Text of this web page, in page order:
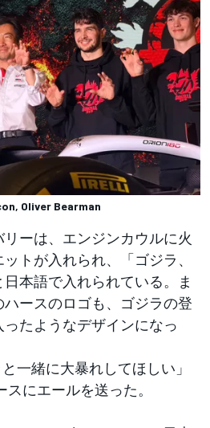
Oliver Bearman
ーは、エンジンカウルに火
トが入れられ、「ゴジラ、
本語で入れられている。ま
ースのロゴも、ゴジラの登
たようなデザインになっ
一緒に大暴れしてほしい」
スにエールを送った。